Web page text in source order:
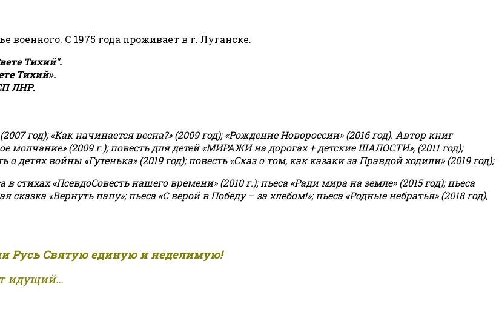
военного. С 1975 года проживает в г. Луганске.
Тихий".
Тихий».
ЛНР.
год); «Как начинается весна?» (2009 год); «Рождение Новороссии» (2016 год). Автор книг
молчание» (2009 г.); повесть для детей «МИРАЖИ на дорогах + детские ШАЛОСТИ», (2011 год);
детях войны «Гутенька» (2019 год); повесть «Сказ о том, как казаки за Правдой ходили» (2019 год);
стихах «ПсевдоСовесть нашего времени» (2010 г.); пьеса «Ради мира на земле» (2015 год); пьеса
сказка «Вернуть папу»; пьеса «С верой в Победу – за хлебом!»;пьеса «Родные небратья» (2018 год),
Русь Святую единую и неделимую!
идущий...